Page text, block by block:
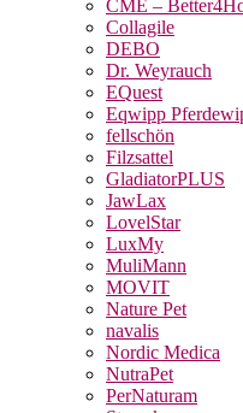
CME –
Collagile
DEBO
Dr. Weyrauch
EQuest
Eqwipp
fellschön
Filzsattel
GladiatorPLUS
JawLax
LovelStar
LuxMy
MuliMann
MOVIT
Nature Pet
navalis
Nordic Medica
NutraPet
PerNaturam